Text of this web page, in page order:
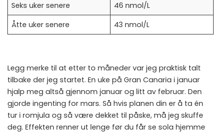
Seks uker senere
46 nmol/L
Åtte uker senere
43 nmol/L
Legg merke til at etter to måneder var jeg praktisk talt
tilbake der jeg startet. En uke på Gran Canaria i januar
hjalp meg altså gjennom januar og litt av februar. Den
gjorde ingenting for mars. Så hvis planen din er å ta én
tur i romjula og så være dekket til påske, må jeg skuffe
deg. Effekten renner ut lenge før du får se sola hjemme